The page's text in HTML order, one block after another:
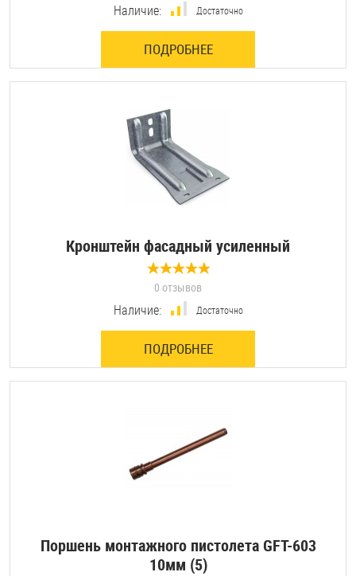
Оснастка и аксессуары для яхт
Саморезы и шурупы
Стопорные кольца
Шплинты
Наличие: Достаточно
ПОДРОБНЕЕ
Кронштейн фасадный усиленный
0 отзывов
Наличие: Достаточно
ПОДРОБНЕЕ
Поршень монтажного пистолета GFT-603
10мм (5)